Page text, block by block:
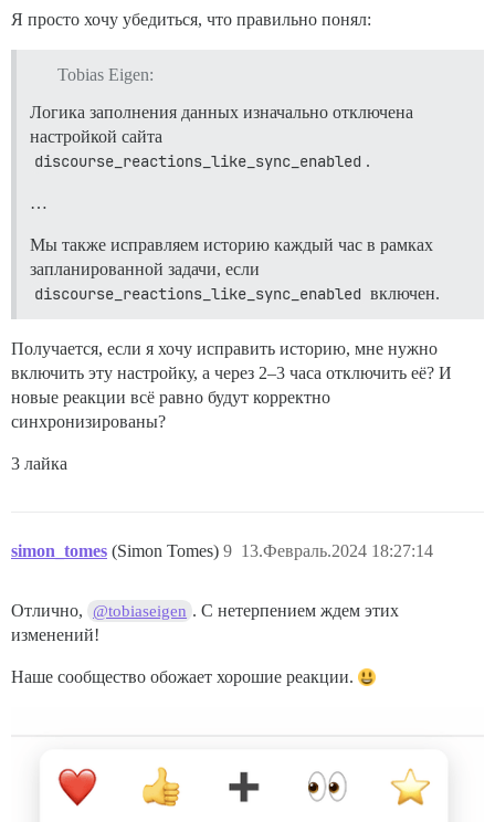
Я просто хочу убедиться, что правильно понял:
Tobias Eigen:
Логика заполнения данных изначально отключена
настройкой сайта
discourse_reactions_like_sync_enabled .
…
Мы также исправляем историю каждый час в рамках
запланированной задачи, если
discourse_reactions_like_sync_enabled включен.
Получается, если я хочу исправить историю, мне нужно
включить эту настройку, а через 2–3 часа отключить её? И
новые реакции всё равно будут корректно
синхронизированы?
3 лайка
simon_tomes (Simon Tomes) 13.Февраль.2024 18:27:14
9
Отлично, @tobiaseigen . С нетерпением ждем этих
изменений!
Наше сообщество обожает хорошие реакции.